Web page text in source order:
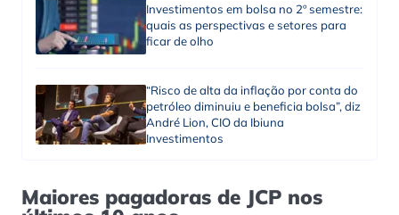
Investimentos em bolsa no 2º semestre:
quais as perspectivas e setores para
ficar de olho
“Risco de alta da inflação por conta do
petróleo diminuiu e beneficia bolsa”, diz
André Lion, CIO da Ibiuna
Investimentos
Maiores pagadoras de JCP nos